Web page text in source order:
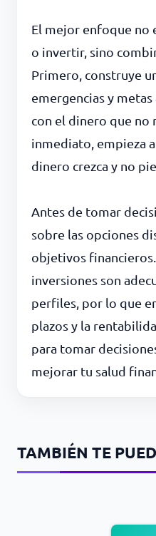
El mejor enfoque no
o invertir, sino
Primero, construye
emergencias y metas
con el dinero que no
inmediato, empieza
dinero crezca y no
Antes de tomar
sobre las opciones
objetivos
inversiones son
perfiles, por lo que
plazos y la
para tomar
mejorar tu salud
TAMBIÉN TE